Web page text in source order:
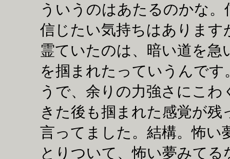
ういうのはあたるのかな
信じたい気持ちはあります
霊ていたのは、暗い道を
を掴まれたっていうんで
うで、余りの力強さにこ
きた後も掴まれた感覚が
言ってました。結構。怖い
とりついて、怖い夢みて